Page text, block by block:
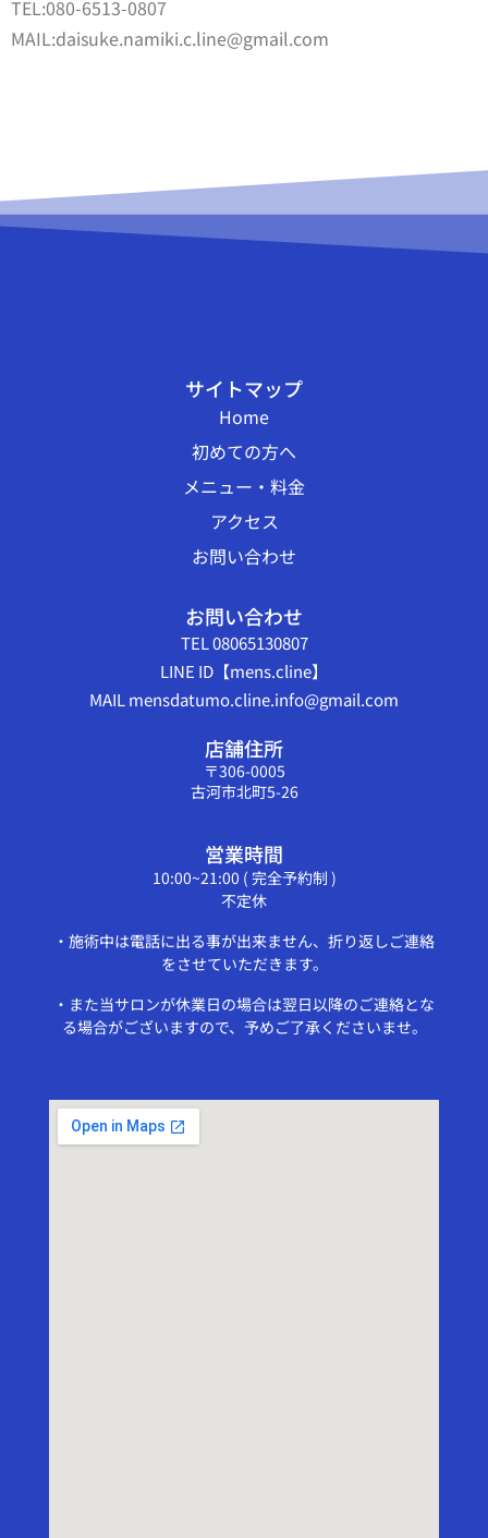
TEL:080-6513-0807
MAIL:daisuke.namiki.c.line@gmail.com
サイトマップ
Home
初めての方へ
メニュー・料金
アクセス
お問い合わせ
お問い合わせ
TEL 08065130807
LINE ID【mens.cline】
MAIL mensdatumo.cline.info@gmail.com
店舗住所
〒306-0005
古河市北町5-26
営業時間
10:00~21:00 ( 完全予約制 )
不定休
・施術中は電話に出る事が出来ません、折り返しご連絡
をさせていただきます。
・また当サロンが休業日の場合は翌日以降のご連絡とな
る場合がございますので、予めご了承くださいませ。